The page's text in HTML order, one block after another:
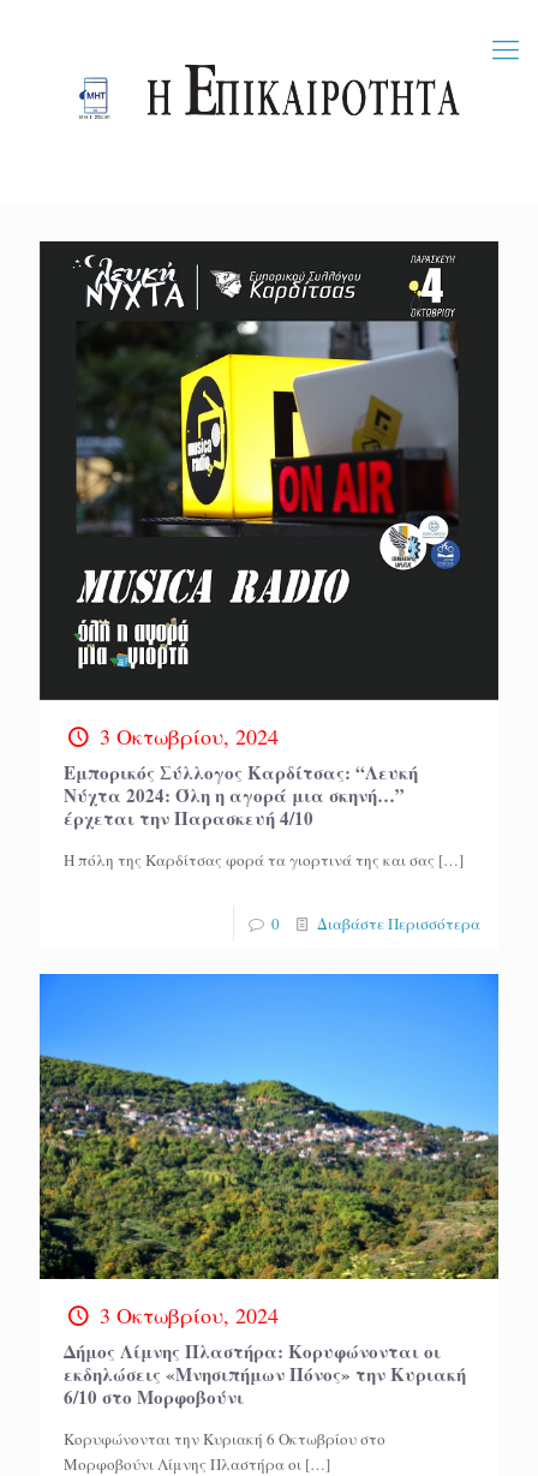
3 Οκτωβρίου, 2024
Εμπορικός Σύλλογος Καρδίτσας: “Λευκή
Νύχτα 2024: Όλη η αγορά μια σκηνή…”
έρχεται την Παρασκευή 4/10
Η πόλη της Καρδίτσας φορά τα γιορτινά της και σας […]
0 Διαβάστε Περισσότερα
3 Οκτωβρίου, 2024
Δήμος Λίμνης Πλαστήρα: Κορυφώνονται οι
εκδηλώσεις «Μνησιπήμων Πόνος» την Κυριακή
6/10 στο Μορφοβούνι
Κορυφώνονται την Κυριακή 6 Οκτωβρίου στο
Μορφοβούνι Λίμνης Πλαστήρα οι […]